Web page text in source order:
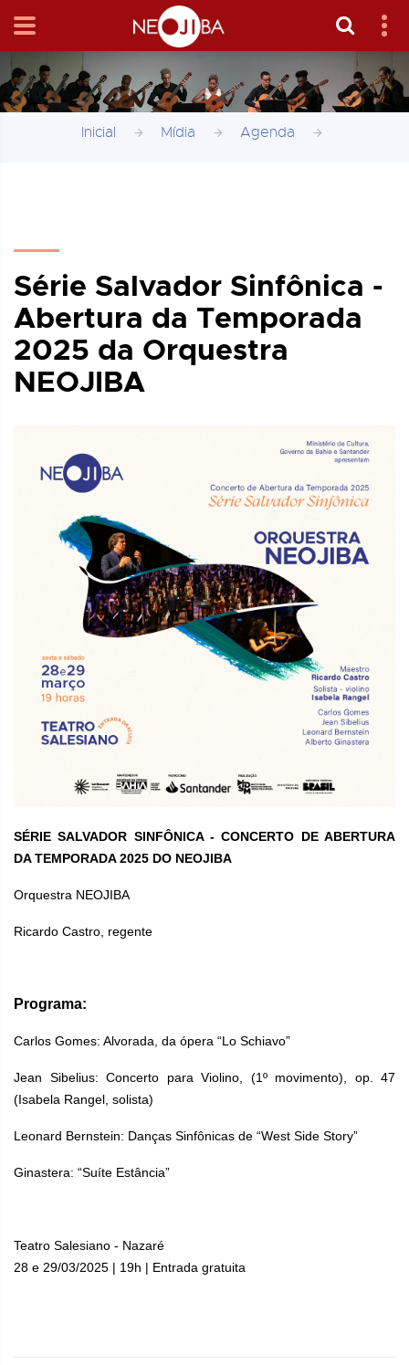
Inicial Mídia Agenda
Série Salvador Sinfônica -
Abertura da Temporada
2025 da Orquestra
NEOJIBA
SÉRIE SALVADOR SINFÔNICA - CONCERTO DE ABERTURA
DA TEMPORADA 2025 DO NEOJIBA
Orquestra NEOJIBA
Ricardo Castro, regente
Programa:
Carlos Gomes: Alvorada, da ópera “Lo Schiavo”
Jean Sibelius: Concerto para Violino, (1º movimento), op. 47
(Isabela Rangel, solista)
Leonard Bernstein: Danças Sinfônicas de “West Side Story”
Ginastera: “Suíte Estância”
Teatro Salesiano - Nazaré
28 e 29/03/2025 | 19h | Entrada gratuita